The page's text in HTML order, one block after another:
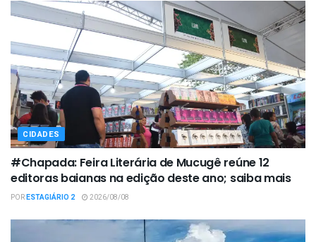
CIDADES
#Chapada: Feira Literária de Mucugê reúne 12
editoras baianas na edição deste ano; saiba mais
PORESTAGIÁRIO 2 2026/08/08